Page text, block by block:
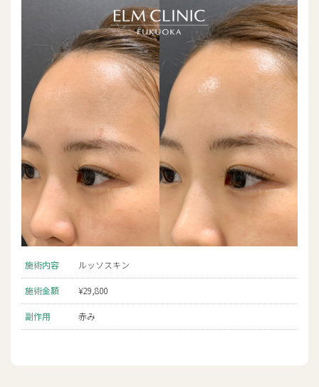
施術内容 ルッソスキン
施術金額 ¥29,800
副作用 赤み